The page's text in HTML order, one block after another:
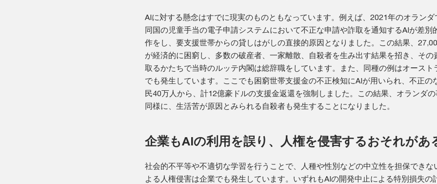
AIに対する懸念はすでに現実のものともなっています。例えば、2021年のオランダ
同国の児童手当の電子申請システムにおいて不正な申請や詐取を通知するAIが差別
作をし、要支援世帯からの貸しはがしの直接的原因となりました。この結果、
が経済的に困窮し、多数の破産者、一家離散、自殺者を生み出す結果を招き、その
取るかたちで当時のルッテ内閣は総辞職をしています。また、同種の例はオースト
でも発生しています。ここでも困窮世帯支援金の不正検知にAIが用いられ、不正の
民40万人から、計12億豪ドルの支援金返還を強制しました。この結果、オランダ
同様に、生活苦が原因とみられる自殺者も発生することになりました。
企業もAIの利用を誤り、人権を侵害するおそれがあ
社会的不平等や不適切な学習を行うことで、人種や性別などの中立性を担保できな
よる人権侵害は企業でも発生しています。いずれもAIの開発中止による特別損失の